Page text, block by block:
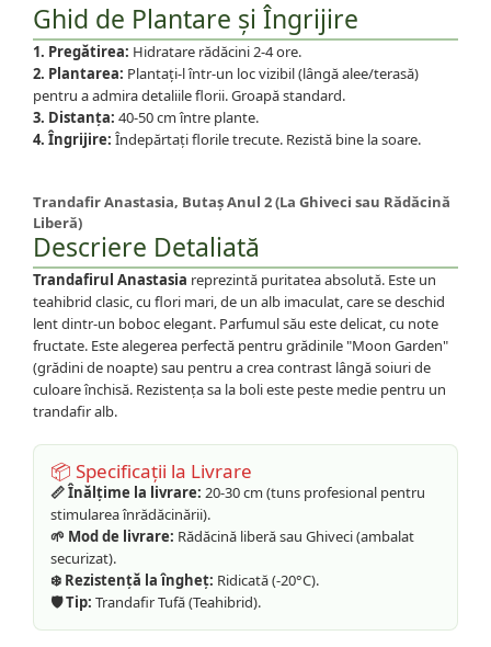
Ghid de Plantare și Îngrijire
1. Pregătirea: Hidratare rădăcini 2-4 ore.
2. Plantarea: Plantați-l într-un loc vizibil (lângă alee/terasă)
pentru a admira detaliile florii. Groapă standard.
3. Distanța: 40-50 cm între plante.
4. Îngrijire: Îndepărtați florile trecute. Rezistă bine la soare.
Trandafir Anastasia, Butaș Anul 2 (La Ghiveci sau Rădăcină
Liberă)
Descriere Detaliată
Trandafirul Anastasia reprezintă puritatea absolută. Este un
teahibrid clasic, cu flori mari, de un alb imaculat, care se deschid
lent dintr-un boboc elegant. Parfumul său este delicat, cu note
fructate. Este alegerea perfectă pentru grădinile "Moon Garden"
(grădini de noapte) sau pentru a crea contrast lângă soiuri de
culoare închisă. Rezistența sa la boli este peste medie pentru un
trandafir alb.
📦 Specificații la Livrare
📏 Înălțime la livrare: 20-30 cm (tuns profesional pentru
stimularea înrădăcinării).
🌱 Mod de livrare: Rădăcină liberă sau Ghiveci (ambalat
securizat).
❄️ Rezistență la îngheț: Ridicată (-20°C).
🛡️ Tip: Trandafir Tufă (Teahibrid).